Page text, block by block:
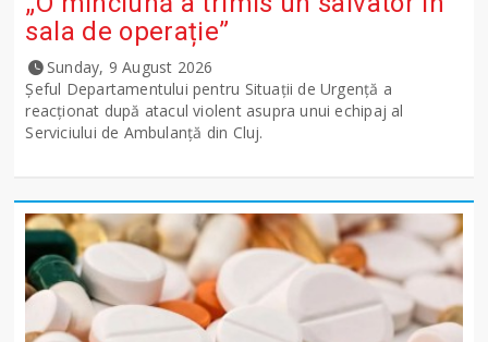
sala de operație”
Sunday, 9 August 2026
Șeful Departamentului pentru Situații de Urgență a
reacționat după atacul violent asupra unui echipaj al
Serviciului de Ambulanță din Cluj.